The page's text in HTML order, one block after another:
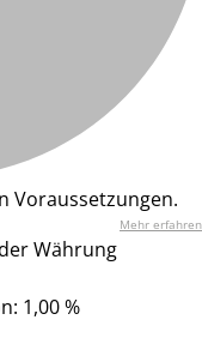
Voraussetzungen.
Mehr erfahren
Währung
1,00 %